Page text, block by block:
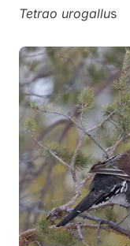
Tetrao urogallus